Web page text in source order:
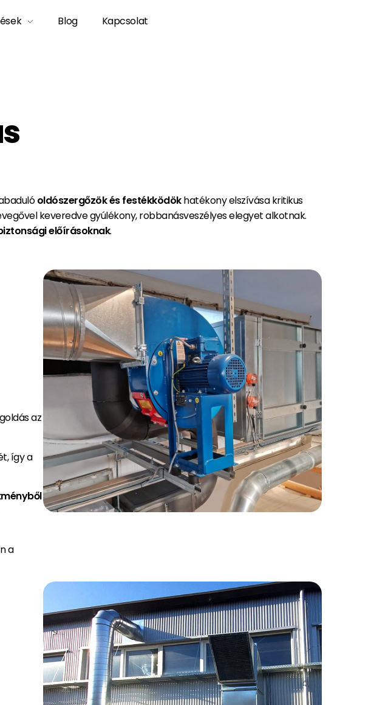
Blog Kapcsolat
oldószergőzök és festékködökhatékony elszívása kritikus
keveredve gyúlékony, robbanásveszélyes elegyet alkotnak.
előírásoknak.
az
így a
a